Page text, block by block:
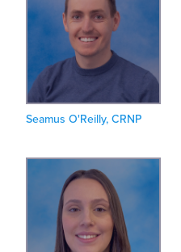
Seamus O'Reilly, CRNP